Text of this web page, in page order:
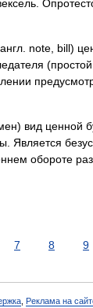
note, bill)
вид ценной
Является
обороте
7 8 9
Реклама на